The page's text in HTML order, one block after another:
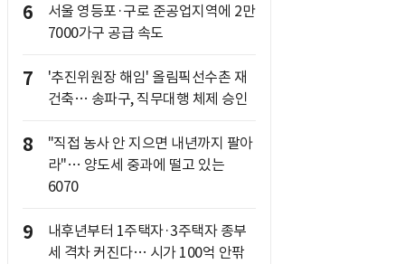
6
서울 영등포·구로 준공업지역에 2만
7000가구 공급 속도
7
'추진위원장 해임' 올림픽선수촌 재
건축… 송파구, 직무대행 체제 승인
8
"직접 농사 안 지으면 내년까지 팔아
라"… 양도세 중과에 떨고 있는
6070
9
내후년부터 1주택자·3주택자 종부
세 격차 커진다… 시가 100억 안팎